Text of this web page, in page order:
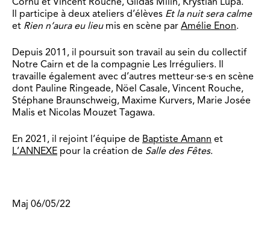
Il participe à deux ateliers d’élèves Et la nuit sera calme
et Rien n’aura eu lieu mis en scène par Amélie Enon.
Depuis 2011, il poursuit son travail au sein du collectif
Notre Cairn et de la compagnie Les Irréguliers. Il
travaille également avec d’autres metteur·se·s en scène
dont Pauline Ringeade, Nöel Casale, Vincent Rouche,
Stéphane Braunschweig, Maxime Kurvers, Marie Josée
Malis et Nicolas Mouzet Tagawa.
En 2021, il rejoint l’équipe de Baptiste Amann et
L’ANNEXE pour la création de Salle des Fêtes.
Maj 06/05/22